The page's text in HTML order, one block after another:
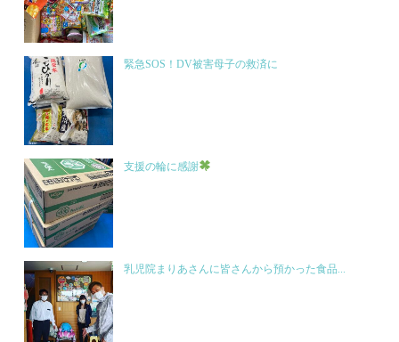
緊急SOS！DV被害母子の救済に
支援の輪に感謝
乳児院まりあさんに皆さんから預かった食品...